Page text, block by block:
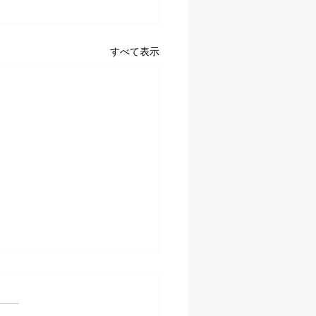
すべて表示
うございます 5月の定休日